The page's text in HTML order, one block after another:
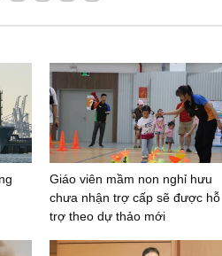
Giáo viên mầm non nghỉ hưu
chưa nhận trợ cấp sẽ được hỗ
trợ theo dự thảo mới